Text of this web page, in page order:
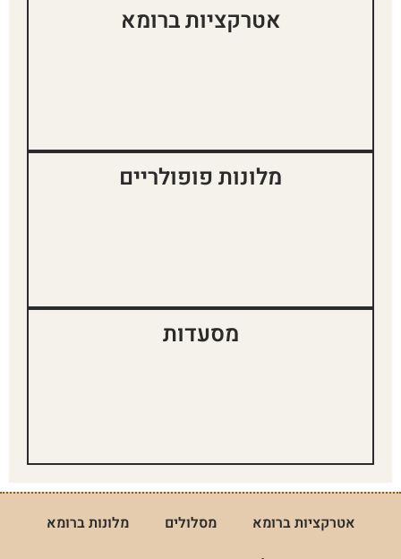
אטרקציות ברומא
מלונות פופולריים
מסעדות
אטרקציות ברומא מסלולים
מלונות ברומא